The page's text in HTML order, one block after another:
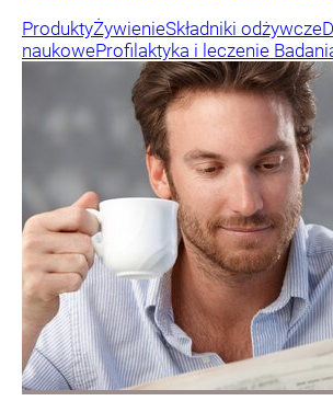
ProduktyŻywienieSkładniki odżywcze
naukoweProfilaktyka i leczenie